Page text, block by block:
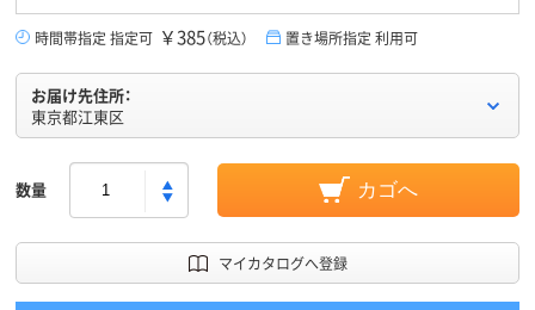
時間帯指定 指定可 ￥385（税込） 置き場所指定 利用可
お届け先住所：
東京都江東区
数量 カゴへ
マイカタログへ登録